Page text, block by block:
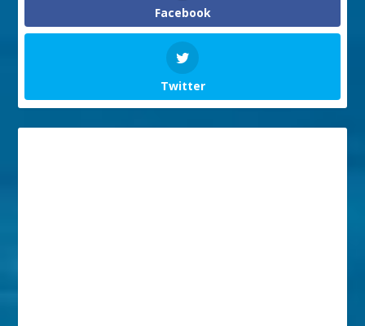
Facebook
Twitter